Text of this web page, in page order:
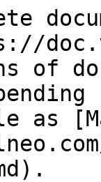
of
as